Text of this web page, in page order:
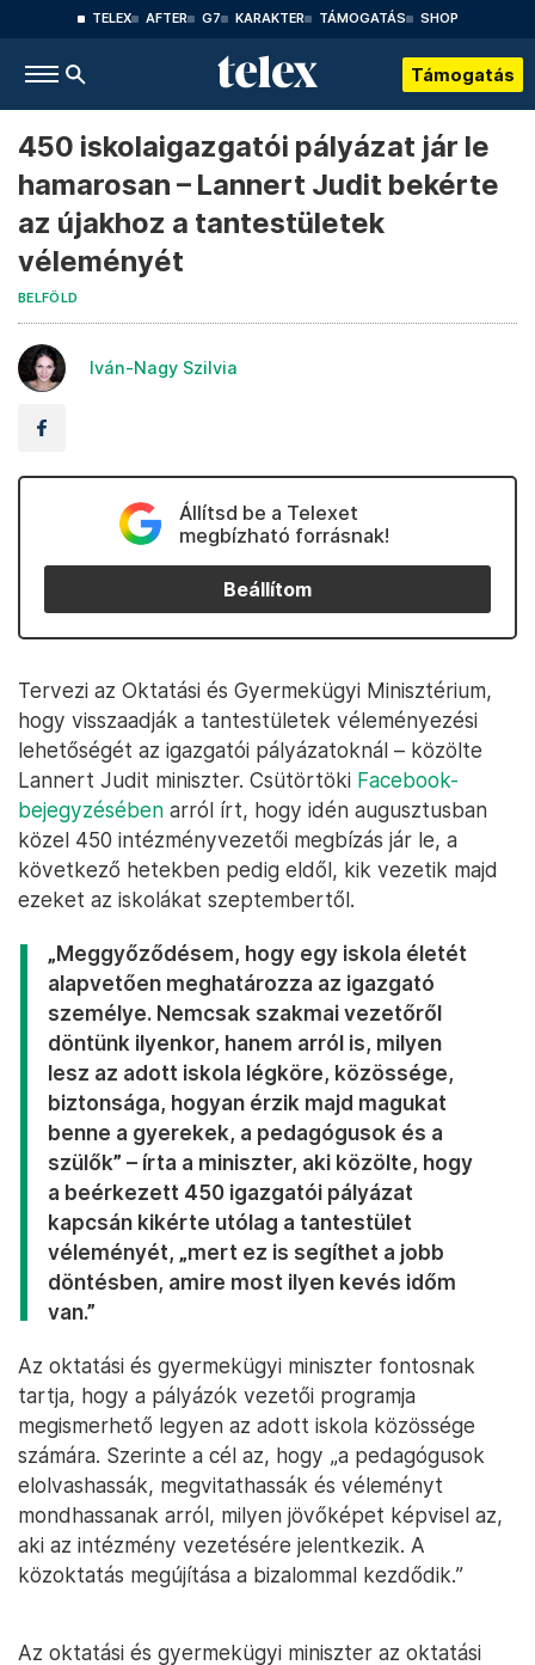
TELEX AFTER G7 KARAKTER TÁMOGATÁS SHOP
Támogatás
450 iskolaigazgatói pályázat jár le
hamarosan – Lannert Judit bekérte
az újakhoz a tantestületek
véleményét
BELFÖLD
Iván-Nagy Szilvia
Állítsd be a Telexet
megbízható forrásnak!
Beállítom
Tervezi az Oktatási és Gyermekügyi Minisztérium,
hogy visszaadják a tantestületek véleményezési
lehetőségét az igazgatói pályázatoknál – közölte
Lannert Judit miniszter. Csütörtöki Facebook-
bejegyzésében arról írt, hogy idén augusztusban
közel 450 intézményvezetői megbízás jár le, a
következő hetekben pedig eldől, kik vezetik majd
ezeket az iskolákat szeptembertől.
„Meggyőződésem, hogy egy iskola életét
alapvetően meghatározza az igazgató
személye. Nemcsak szakmai vezetőről
döntünk ilyenkor, hanem arról is, milyen
lesz az adott iskola légköre, közössége,
biztonsága, hogyan érzik majd magukat
benne a gyerekek, a pedagógusok és a
szülők” – írta a miniszter, aki közölte, hogy
a beérkezett 450 igazgatói pályázat
kapcsán kikérte utólag a tantestület
véleményét, „mert ez is segíthet a jobb
döntésben, amire most ilyen kevés időm
van.”
Az oktatási és gyermekügyi miniszter fontosnak
tartja, hogy a pályázók vezetői programja
megismerhető legyen az adott iskola közössége
számára. Szerinte a cél az, hogy „a pedagógusok
elolvashassák, megvitathassák és véleményt
mondhassanak arról, milyen jövőképet képvisel az,
aki az intézmény vezetésére jelentkezik. A
közoktatás megújítása a bizalommal kezdődik.”
Az oktatási és gyermekügyi miniszter az oktatási